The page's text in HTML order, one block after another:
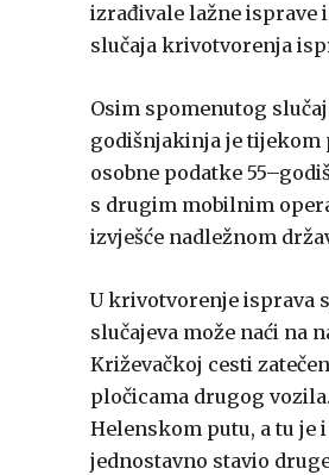
izrađivale lažne isprave
slučaja krivotvorenja
Osim spomenutog
godišnjakinja je tijekom
osobne podatke
s drugim mobilnim
izvješće nadležnom
U krivotvorenje isprava
slučajeva može naći na
Križevačkoj cesti
pločicama drugog
Helenskom putu, a tu je
jednostavno stavio